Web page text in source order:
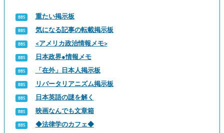
重たい掲示板
気になる記事の転載掲示板
<アメリカ政治情報メモ>
日本政界●情報メモ
「在外」日本人掲示板
リバータリアニズム掲示板
日本英語の謎を解く
映画なんでも文章箱
◆法律学のカフェ◆